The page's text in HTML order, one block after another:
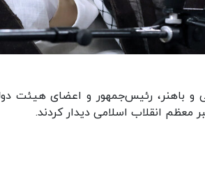
و باهنر، رئیس‌جمهور و اعضای هیئت
انقلاب اسلامی دیدار کردند.